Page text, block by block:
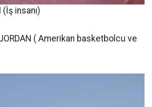
insanı)
( Amerikan basketbolcu ve